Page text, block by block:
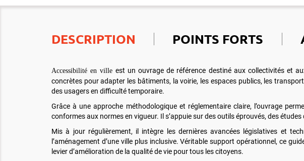
DESCRIPTION POINTS FORTS
Accessibilité en ville est un ouvrage de référence destiné aux collectivités et
concrètes pour adapter les bâtiments, la voirie, les espaces publics, les
des usagers en difficulté temporaire.
Grâce à une approche méthodologique et réglementaire claire, l’ouvrage
conformes aux normes en vigueur. Il s’appuie sur des outils éprouvés, des
Mis à jour régulièrement, il intègre les dernières avancées législatives et
l’aménagement d’une ville plus inclusive. Véritable support opérationnel, ce
levier d’amélioration de la qualité de vie pour tous les citoyens.